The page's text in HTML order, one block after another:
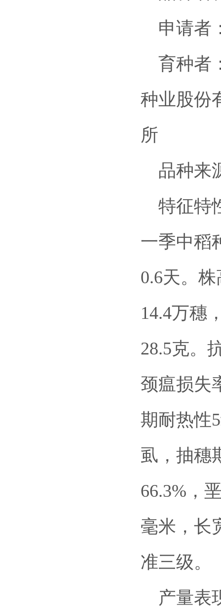
申请者
育种者
种业股份
所
品种来
特征特
一季中稻
0.6天。
14.4万穗
28.5克。
颈瘟损失
期耐热性
虱，抽穗
66.3%，
毫米，长
准三级。
产量表